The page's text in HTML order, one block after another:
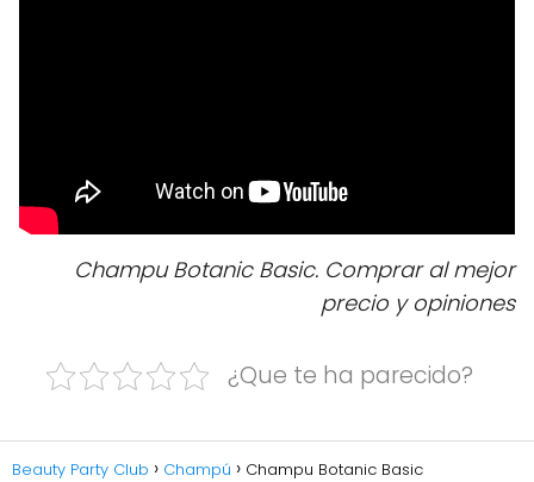
Champu Botanic Basic. Comprar al mejor
precio y opiniones
¿Que te ha parecido?
Beauty Party Club Champú Champu Botanic Basic